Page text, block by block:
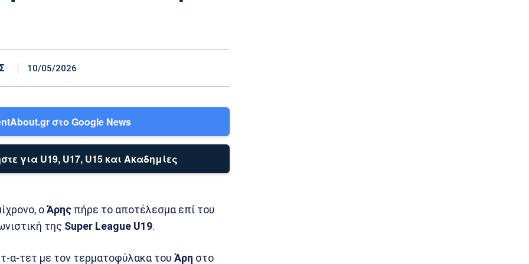
10/05/2026
στο Google News
για U19, U17, U15 και Ακαδημίες
οΆρης πήρε το αποτέλεσμα επί του
της Super League U19.
α-τετ με τον τερματοφύλακα του Άρη στο